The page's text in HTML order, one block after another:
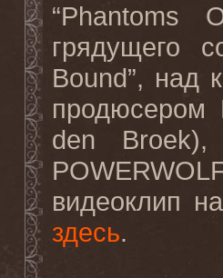
грядущего
Bound”, над
den Broek),
видеоклип
здесь.